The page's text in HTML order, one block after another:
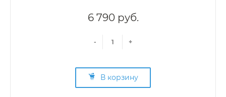
6 790 руб.
- +
В корзину